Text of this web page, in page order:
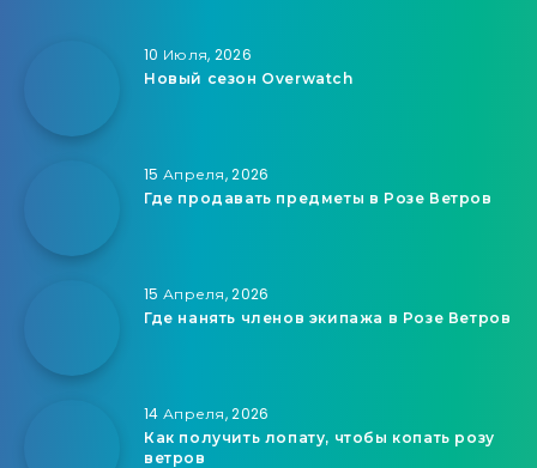
10 Июля, 2026
Новый сезон Overwatch
15 Апреля, 2026
Где продавать предметы в Розе Ветров
15 Апреля, 2026
Где нанять членов экипажа в Розе Ветров
14 Апреля, 2026
Как получить лопату, чтобы копать розу
ветров